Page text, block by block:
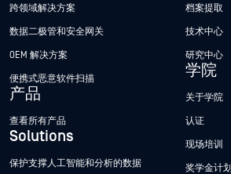
跨领域解决方案
数据二极管和安全网关
OEM 解决方案
便携式恶意软件扫描
产品
查看所有产品
Solutions
保护支撑人工智能和分析的数据
档案提取
技术中心
研究中心
学院
关于学院
认证
现场培训
奖学金计划